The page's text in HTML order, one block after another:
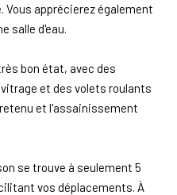
Vous apprécierez également
salle d'eau.
bon état, avec des
et des volets roulants
et l'assainissement
se trouve à seulement 5
vos déplacements. À